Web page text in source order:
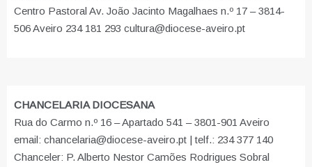
Centro Pastoral Av. João Jacinto Magalhaes n.º 17 – 3814-
506 Aveiro 234 181 293 cultura@diocese-aveiro.pt
CHANCELARIA DIOCESANA
Rua do Carmo n.º 16 – Apartado 541 – 3801-901 Aveiro
email: chancelaria@diocese-aveiro.pt | telf.: 234 377 140
Chanceler: P. Alberto Nestor Camões Rodrigues Sobral